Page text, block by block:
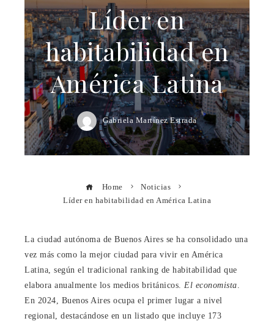
Líder en
habitabilidad en
América Latina
Gabriela Martínez Estrada
Home
Noticias
Líder en habitabilidad en América Latina
La ciudad autónoma de Buenos Aires se ha consolidado una
vez más como la mejor ciudad para vivir en América
Latina, según el tradicional ranking de habitabilidad que
elabora anualmente los medios británicos. El economista
En 2024, Buenos Aires ocupa el primer lugar a nivel
regional, destacándose en un listado que incluye 173